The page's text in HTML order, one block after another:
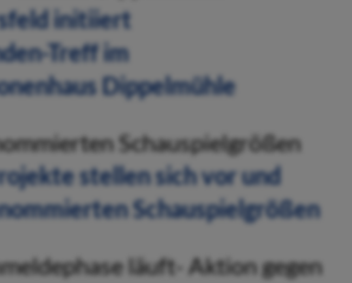
initiiert
Treff im
Dippelmühle
Schauspielgrößen
stellen sich vor und
Schauspielgrößen
läuft- Aktion gegen